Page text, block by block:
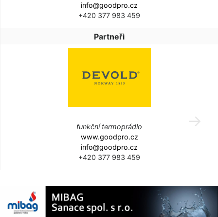
info@goodpro.cz
+420 377 983 459
Partneři
funkční termoprádlo
www.goodpro.cz
info@goodpro.cz
+420 377 983 459